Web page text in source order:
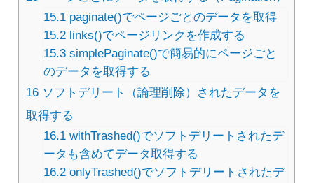
15.1 paginate()でページごとのデータを取得
15.2 links()でページリンクを作成する
15.3 simplePaginate()で簡易的にページごと
のデータを取得する
16 ソフトデリート（論理削除）されたデータを
取得する
16.1 withTrashed()でソフトデリートされたデ
ータも含めてデータ取得する
16.2 onlyTrashed()でソフトデリートされたデ